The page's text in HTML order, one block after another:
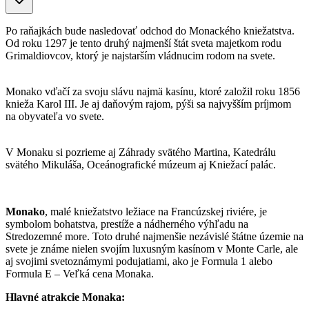
Po raňajkách bude nasledovať odchod do Monackého kniežatstva.
Od roku 1297 je tento druhý najmenší štát sveta majetkom rodu
Grimaldiovcov, ktorý je najstarším vládnucim rodom na svete.
Monako vďačí za svoju slávu najmä kasínu, ktoré založil roku 1856
knieža Karol III. Je aj daňovým rajom, pýši sa najvyšším príjmom
na obyvateľa vo svete.
V Monaku si pozrieme aj Záhrady svätého Martina, Katedrálu
svätého Mikuláša, Oceánografické múzeum aj Kniežací palác.
Monako, malé kniežatstvo ležiace na Francúzskej riviére, je
symbolom bohatstva, prestíže a nádherného výhľadu na
Stredozemné more. Toto druhé najmenšie nezávislé štátne územie na
svete je známe nielen svojím luxusným kasínom v Monte Carle, ale
aj svojimi svetoznámymi podujatiami, ako je Formula 1 alebo
Formula E – Veľká cena Monaka.
Hlavné atrakcie Monaka: